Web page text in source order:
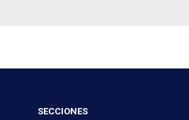
SECCIONES